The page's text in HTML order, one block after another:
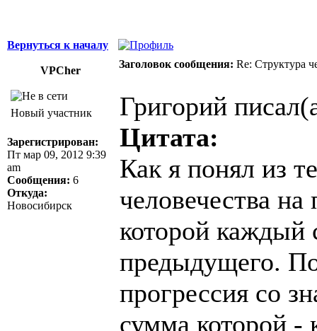
Вернуться к началу
VPCher
Заголовок сообщения: Re: Структура
Новый участник
Зарегистрирован:
Пт мар 09, 2012 9:39
am
Сообщения: 6
Откуда:
Новосибирск
Григорий
Цитата:
Как я понял из
человечества на
которой каждый
предыдущего.
прогрессия со
сумма которой -